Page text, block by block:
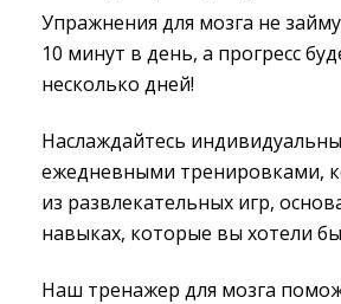
Упражнения для мозга не
10 минут в день, а прогресс
несколько дней!
Наслаждайтесь
ежедневными тренировками,
из развлекательных игр,
навыках, которые вы хотели
Наш тренажер для мозга